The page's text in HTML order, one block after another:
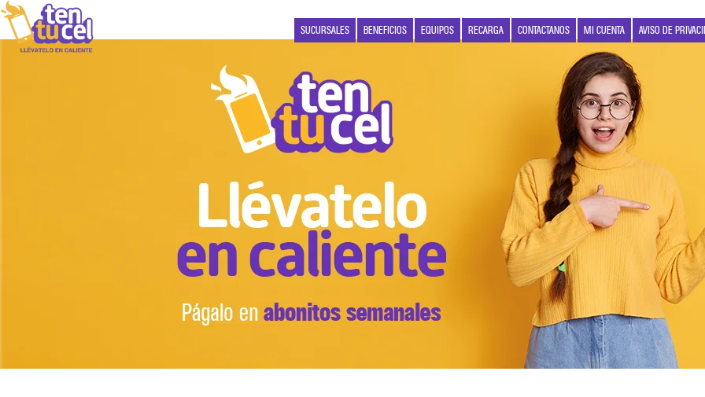
SUCURSALES BENEFICIOS EQUIPOS RECARGA CONTACTANOS MI CUENTA AVISO DE